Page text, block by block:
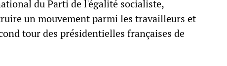
du Parti de l'égalité socialiste,
un mouvement parmi les travailleurs et
tour des présidentielles françaises de